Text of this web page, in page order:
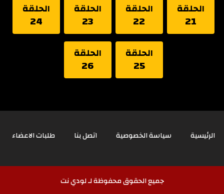
الحلقة
21
الحلقة
22
الحلقة
23
الحلقة
24
الحلقة
25
الحلقة
26
الرئيسية سياسة الخصوصية اتصل بنا طلبات الاعضاء
جميع الحقوق محفوظة لـ لودي نت